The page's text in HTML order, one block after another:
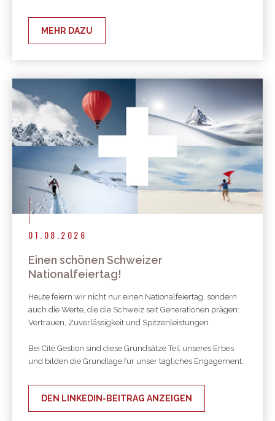
MEHR DAZU
01.08.2026
Einen schönen Schweizer
Nationalfeiertag!
Heute feiern wir nicht nur einen Nationalfeiertag, sondern
auch die Werte, die die Schweiz seit Generationen prägen:
Vertrauen, Zuverlässigkeit und Spitzenleistungen.
Bei Cité Gestion sind diese Grundsätze Teil unseres Erbes
und bilden die Grundlage für unser tägliches Engagement.
DEN LINKEDIN-BEITRAG ANZEIGEN